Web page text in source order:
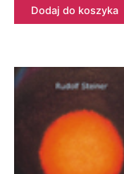
Dodaj do koszyka